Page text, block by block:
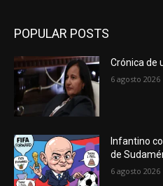
POPULAR POSTS
Crónica de
6 agosto 2026
Infantino
de
6 agosto 2026